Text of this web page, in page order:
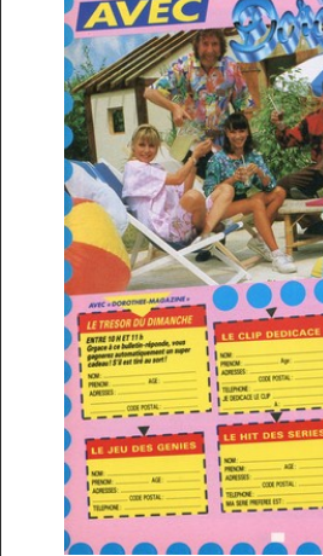
Dorothée Blog▼
Archives TV▼
AB Hit ▼
Bonus▼